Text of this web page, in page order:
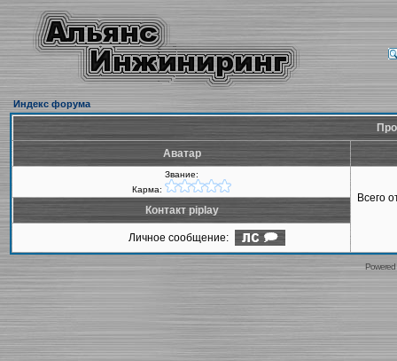
Индекс форума
Аватар
Звание:
Карма:
Всего
Контакт piplay
Личное сообщение: